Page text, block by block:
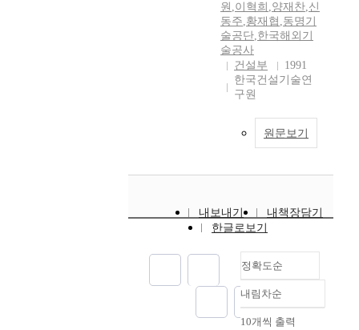
원 ,이혁희 ,양재찬,신
동주,황재협 ,동명기
술공단,한국해외기
술공사
건설부
1991
한국건설기술연
구원
원문보기
내보내기
내책장담기
한글로보기
정확도순
정확도
순
내림차순
10개씩 출력